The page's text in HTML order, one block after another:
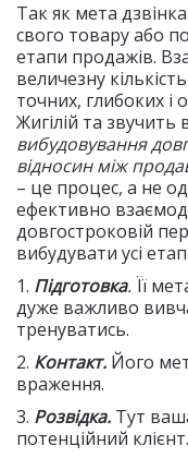
Так як мета
свого товару або
етапи продажів.
величезну
точних, глибоких і
Жигілій та звучить
вибудовування
відносин між
– це процес, а не
ефективно
довгостроковій
вибудувати усі
1. Підготовка. Її
дуже важливо
тренуватись.
2. Контакт. Його
враження.
3. Розвідка. Тут
потенційний клієнт.